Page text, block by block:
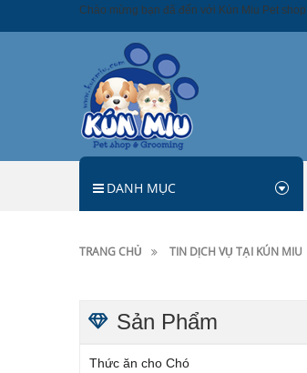
Chào mừng bạn đã đến với Kún Miu Pet
DANH MỤC
TRANG CHỦ TIN DỊCH VỤ TẠI KÚN MIU
Sản Phẩm
Thức ăn cho Chó